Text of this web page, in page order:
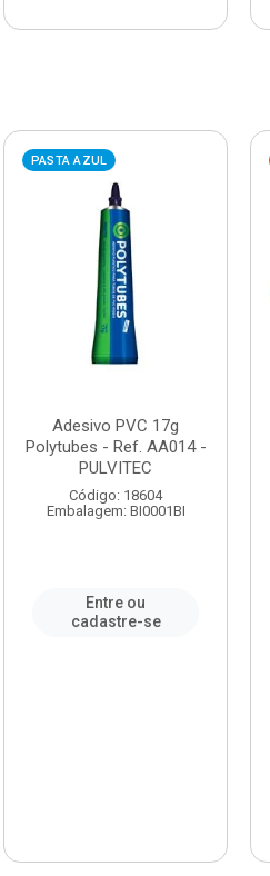
PASTA AZUL
Adesivo PVC 17g
Polytubes - Ref. AA014 -
PULVITEC
Código: 18604
Embalagem: BI0001BI
Entre ou
cadastre-se